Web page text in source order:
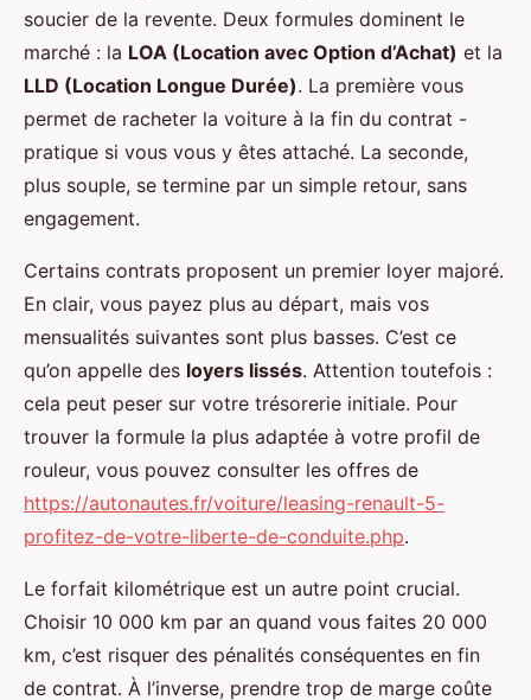
soucier de la revente. Deux formules dominent le
marché : la LOA (Location avec Option d’Achat) et la
LLD (Location Longue Durée). La première vous
permet de racheter la voiture à la fin du contrat -
pratique si vous vous y êtes attaché. La seconde,
plus souple, se termine par un simple retour, sans
engagement.
Certains contrats proposent un premier loyer majoré.
En clair, vous payez plus au départ, mais vos
mensualités suivantes sont plus basses. C’est ce
qu’on appelle des loyers lissés. Attention toutefois :
cela peut peser sur votre trésorerie initiale. Pour
trouver la formule la plus adaptée à votre profil de
rouleur, vous pouvez consulter les offres de
https://autonautes.fr/voiture/leasing-renault-5-
profitez-de-votre-liberte-de-conduite.php.
Le forfait kilométrique est un autre point crucial.
Choisir 10 000 km par an quand vous faites 20 000
km, c’est risquer des pénalités conséquentes en fin
de contrat. À l’inverse, prendre trop de marge coûte